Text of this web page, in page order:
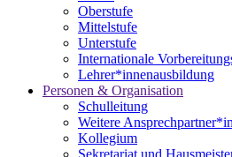
Oberstufe
Mittelstufe
Unterstufe
Internationale
Lehrer*innenausbildung
Personen & Organisation
Schulleitung
Weitere
Kollegium
Sekretariat und